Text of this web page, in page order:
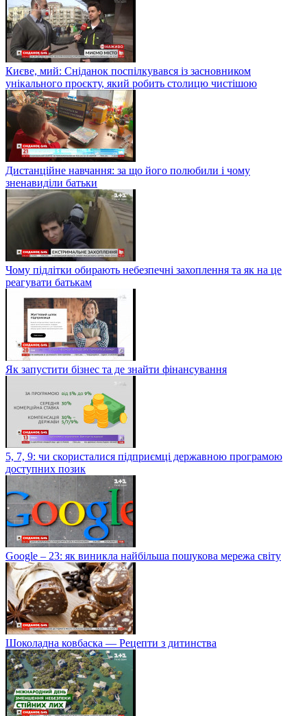
Києве, мий: Сніданок поспілкувався із засновником
унікального проєкту, який робить столицю чистішою
Дистанційне навчання: за що його полюбили і чому
зненавиділи батьки
Чому підлітки обирають небезпечні захоплення та як на це
реагувати батькам
Як запустити бізнес та де знайти фінансування
5, 7, 9: чи скористалися підприємці державною програмою
доступних позик
Google – 23: як виникла найбільша пошукова мережа світу
Шоколадна ковбаска — Рецепти з дитинства